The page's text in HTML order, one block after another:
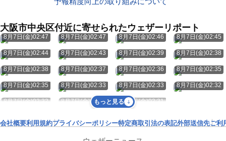
大阪市中央区付近に寄せられたウェザーリポート
8月7日(金)02:47 8月7日(金)02:47 8月7日(金)02:46 8月7日(金)02:45
8月7日(金)02:44 8月7日(金)02:43 8月7日(金)02:39 8月7日(金)02:38
8月7日(金)02:38 8月7日(金)02:37 8月7日(金)02:36 8月7日(金)02:35
8月7日(金)02:35 8月7日(金)02:33 8月7日(金)02:33 8月7日(金)02:32
8月7日(金)02:32 8月7日(金)02:31 8月7日(金)02:31
もっと見る
会社概要利用規約プライバシーポリシー特定商取引法の表記外部送信先ご利